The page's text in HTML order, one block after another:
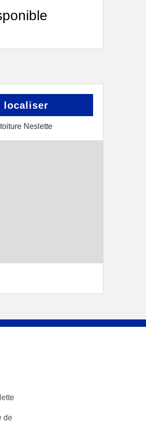
localiser
Neslette
de